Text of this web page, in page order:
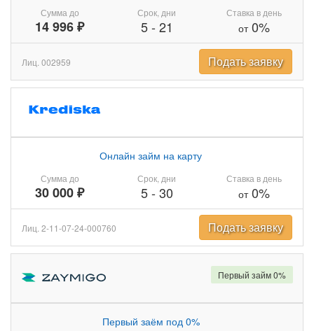
Сумма до
14 996 ₽
Срок, дни
5- 21
Ставка в день
от0%
Лиц. 002959 Подать заявку
Сумма до
30 000 ₽
Онлайн займ на карту
Срок, дни
5- 30
Ставка в день
от0%
Лиц. 2-11-07-24-000760 Подать заявку
Первый заём под 0%
Первый займ 0%